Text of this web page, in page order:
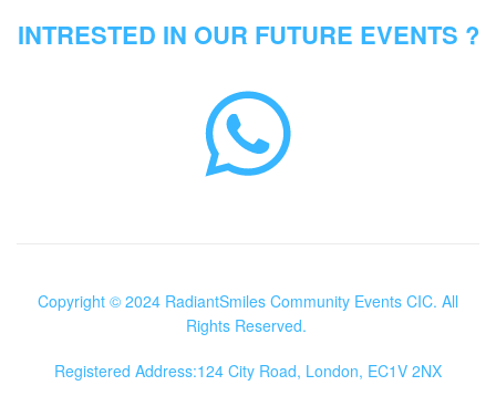
INTRESTED IN OUR FUTURE EVENTS ?
Copyright © 2024 RadiantSmiles Community Events CIC. All
Rights Reserved.
Registered Address:124 City Road, London, EC1V 2NX